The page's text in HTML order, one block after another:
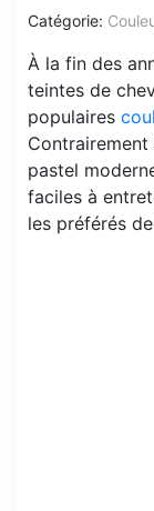
Catégorie:
À la fin des
teintes de
populaires
Contrairement
pastel
faciles à
les préférés